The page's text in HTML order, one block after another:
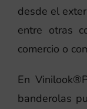
desde el
entre otras
comercio o
En
banderolas